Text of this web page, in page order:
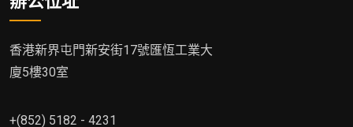
香港新界屯門新安街17號匯恆工業大
廈5樓30室
+(852) 5182 - 4231